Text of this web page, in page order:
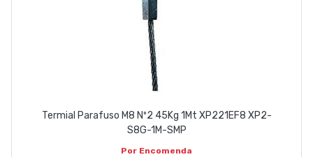
Termial Parafuso M8 Nº2 45Kg 1Mt XP221EF8 XP2-
S8G-1M-SMP
Por Encomenda